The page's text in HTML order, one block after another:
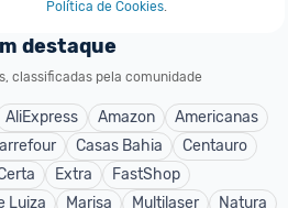
Política de Cookies.
destaque
classificadas pela comunidade
AliExpress Amazon
Americanas
Casas Bahia
Centauro
Extra
FastShop
Luiza
Marisa Multilaser
Natura